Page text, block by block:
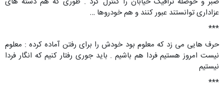
عزاداری توانستند عبور کنند و هم خودروها …
***
حرف هایی می زد که معلوم بود خودش را برای رفتن آماده کرده : معلوم
نیست امروز هستیم فردا هم باشیم . باید جوری رفتار کنیم که انگار فردا
نیستیم
***